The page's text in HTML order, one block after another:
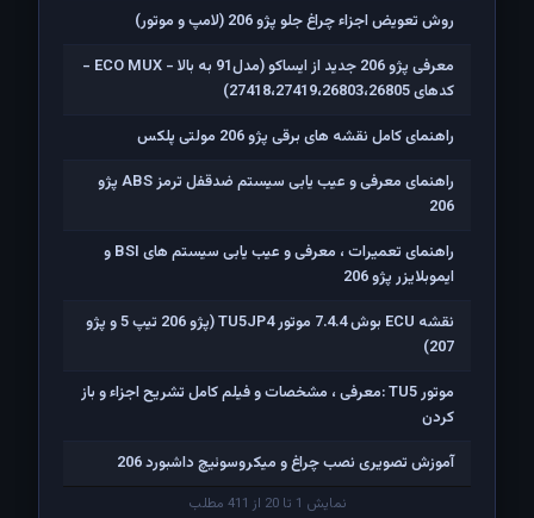
روش تعویض اجزاء چراغ جلو پژو 206 (لامپ و موتور)
معرفی پژو 206 جدید از ایساکو (مدل91 به بالا - ECO MUX -
کدهای 27418،27419،26803،26805)
راهنمای کامل نقشه های برقی پژو 206 مولتی پلکس
راهنمای معرفی و عیب یابی سیستم ضدقفل ترمز ABS پژو
206
راهنمای تعمیرات ، معرفی و عیب یابی سیستم های BSI و
ایموبلایزر پژو 206
نقشه ECU بوش 7.4.4 موتور TU5JP4 (پژو 206 تیپ 5 و پژو
207)
موتور TU5 :معرفی ، مشخصات و فیلم کامل تشریح اجزاء و باز
کردن
آموزش تصویری نصب چراغ و میکروسوئیچ داشبورد 206
نمایش 1 تا 20 از 411 مطلب